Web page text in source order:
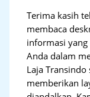
Terima kasih
membaca
informasi
Anda dalam
Laja
memberikan